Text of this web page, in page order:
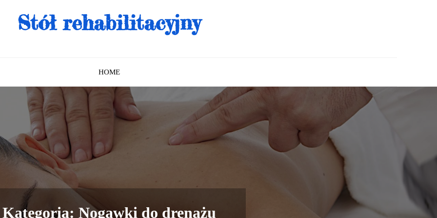
Stół rehabilitacyjny
HOME
Kategoria: Nogawki do drenażu